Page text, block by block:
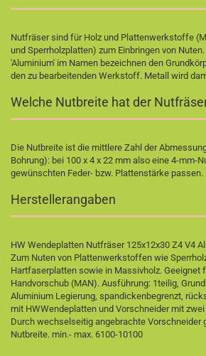
Nutfräser sind für Holz und Plattenwerkstoffe
und Sperrholzplatten) zum Einbringen von
'Aluminium' im Namen bezeichnen den
den zu bearbeitenden Werkstoff. Metall wird
Welche Nutbreite hat der
Die Nutbreite ist die mittlere Zahl der
Bohrung): bei 100 x 4 x 22 mm also eine 4-mm-
gewünschten Feder- bzw. Plattenstärke passen.
Herstellerangaben
HW Wendeplatten Nutfräser 125x12x30 Z4 V4
Zum Nuten von Plattenwerkstoffen wie
Hartfaserplatten sowie in Massivholz. Geeignet
Handvorschub (MAN). Ausführung: 1­teilig,
Aluminium ­Legierung, spandickenbegrenzt,
mit HW­Wendeplatten und Vorschneider mit
Durch wechselseitig angebrachte Vorschneider
Nutbreite. min.- max. 6100-10100